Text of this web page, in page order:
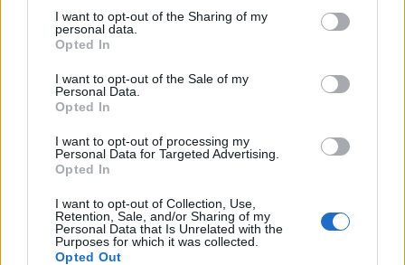
I want to opt-out of the Sharing of my
personal data.
Opted In
I want to opt-out of the Sale of my
Personal Data.
Opted In
I want to opt-out of processing my
Personal Data for Targeted Advertising.
Opted In
I want to opt-out of Collection, Use,
Retention, Sale, and/or Sharing of my
Personal Data that Is Unrelated with the
Purposes for which it was collected.
Opted Out
τους στην Ελλάδα
Περιφέρεια Κρήτης: Σε εξέλιξη το Πρόγραμμα
Καταπολέμησης Κουνουπιών 2026–2028
ΒΟΑΚ: Κυκλοφοριακές ρυθμίσεις στην περιοχή της
γέφυρας Ξηροποτάμου
09:47
Τα ισχυρότερα και τα ασθενέστερα διαβατήρια στον
κόσμο το 2026